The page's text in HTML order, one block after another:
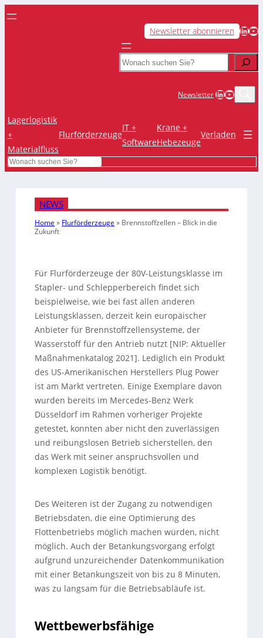
Newsletter abonnieren LinkedIn YouTube
Search
NewsletterLinkedIn
Lagerlogistik
+
Materialfluss
Flurförderzeuge
IT +
Software
Krane +
Hebezeuge
Verladen
Search
NEWS
Home » Flurförderzeuge » Brennstoffzellen – Blick in die
Zukunft
Für Flurförderzeuge der 80V-Leistungsklasse im
Stapler- und Schlepperbereich findet sich
beispielweise, wie bei fast allen anderen
Leistungsklassen, derzeit kein europäischer
Anbieter für Brennstoffzellensysteme, der
Wasserstoff für den Antrieb nutzt [NIP: Aktueller
Maßnahmenkatalog 2021]. Lediglich ein Produkt
des US-Amerikanischen Herstellers Plug Power
ist am Markt vertreten. Einige Exemplare davon
wurden bereits im Mercedes-Benz Werk
Düsseldorf im Rahmen vorheriger Projekte
getestet, konnten aber nicht den zuverlässigen
und reibungslosen Betrieb sicherstellen, den
das Werk mit seiner anspruchsvollen und
komplexen Logistik benötigt.
Des Weiteren ist der Zugang zu notwendigen
Betriebsdaten, die eine Optimierung des
Flottenbetriebs möglich machen würden, nicht
möglich. Auch der Betankungsvorgang erfolgt
aufgrund unzureichender Datenkommunikation
mit einer Betankungszeit von bis zu 8 Minuten,
was zu langsam für die Betriebsabläufe ist.
Wettbewerbsfähige